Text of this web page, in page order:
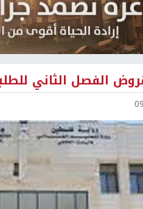
الفصل الثاني